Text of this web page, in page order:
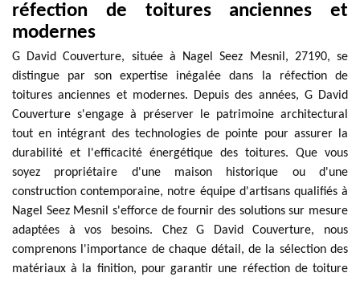
réfection de toitures anciennes et
modernes
G David Couverture, située à Nagel Seez Mesnil, 27190, se
distingue par son expertise inégalée dans la réfection de
toitures anciennes et modernes. Depuis des années, G David
Couverture s'engage à préserver le patrimoine architectural
tout en intégrant des technologies de pointe pour assurer la
durabilité et l'efficacité énergétique des toitures. Que vous
soyez propriétaire d'une maison historique ou d'une
construction contemporaine, notre équipe d'artisans qualifiés à
Nagel Seez Mesnil s'efforce de fournir des solutions sur mesure
adaptées à vos besoins. Chez G David Couverture, nous
comprenons l'importance de chaque détail, de la sélection des
matériaux à la finition, pour garantir une réfection de toiture